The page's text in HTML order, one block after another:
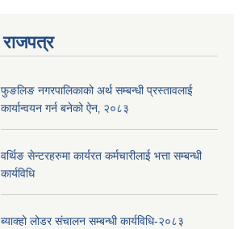
राजपत्र
फुङलिङ नगरपालिकाको अर्थ सम्बन्धी प्रस्तावलाई
कार्यान्वयन गर्न बनेको ऐन‚ २०८३
वर्थिङ सेन्टरहरुमा कार्यरत कर्मचारीलाई भत्ता सम्बन्धी
कार्यविधि
ब्याक्हो लोडर संचालन सम्बन्धी कार्यविधि-२०८३